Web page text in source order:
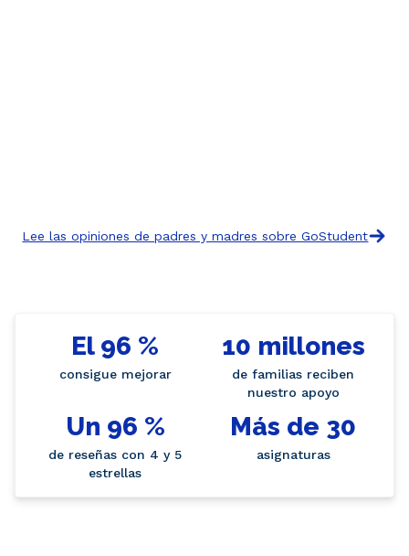
Lee las opiniones de padres y madres sobre GoStudent
El 96 %
consigue mejorar
10 millones
de familias reciben
nuestro apoyo
Un 96 %
de reseñas con 4 y 5
estrellas
Más de 30
asignaturas